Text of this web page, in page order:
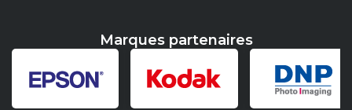
Marques partenaires